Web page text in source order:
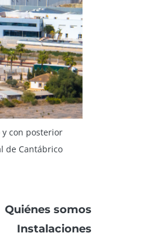
con posterior
de Cantábrico
Quiénes somos
Instalaciones